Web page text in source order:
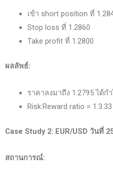
เข้า short position ที่
Stop loss ที่ 1.2860
Take profit ที่ 1.2800
ผลลัพธ์:
ราคาลงมาถึง 1.2795 ได้ก
Risk:Reward ratio = 1:3.33
Case Study 2: EUR/USD วันที่
สถานการณ์: